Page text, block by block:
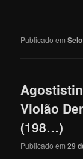
Publicado em
Violão
(198…)
Publicado em29